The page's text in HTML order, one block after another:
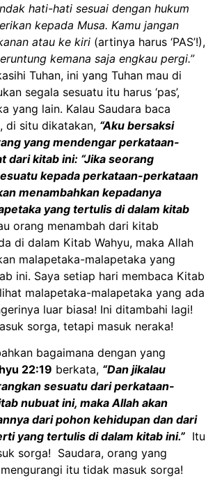
hati-hati sesuai dengan hukum
kepada Musa. Kamu jangan
atau ke kiri (artinya harus ‘PAS’!),
kemana saja engkau pergi.”
Tuhan, ini yang Tuhan mau di
segala sesuatu itu harus ‘pas’,
yang lain. Kalau Saudara baca
, di situ dikatakan, “Aku bersaksi
yang mendengar perkataan-
dari kitab ini: “Jika seorang
kepada perkataan-perkataan
menambahkan kepadanya
yang tertulis di dalam kitab
orang menambah dari kitab
di dalam Kitab Wahyu, maka Allah
malapetaka-malapetaka yang
ini. Saya setiap hari membaca Kitab
malapetaka-malapetaka yang ada
luar biasa! Ini ditambahi lagi!
sorga, tetapi masuk neraka!
bagaimana dengan yang
22:19 berkata, “Dan jikalau
sesuatu dari perkataan-
nubuat ini, maka Allah akan
dari pohon kehidupan dan dari
yang tertulis di dalam kitab ini.” Itu
sorga! Saudara, orang yang
itu tidak masuk sorga!